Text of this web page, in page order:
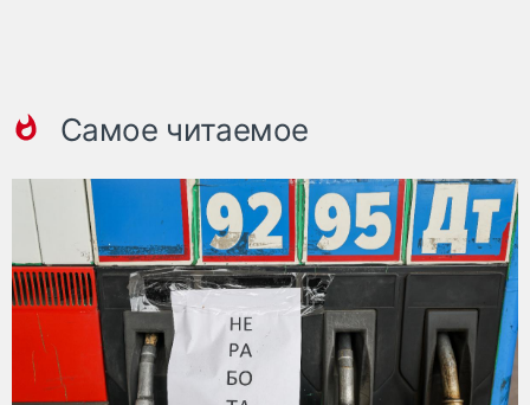
Самое читаемое